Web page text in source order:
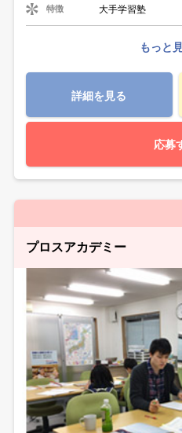
特徴 大手学習塾
もっと
詳細を見る
応募
プロスアカデミー